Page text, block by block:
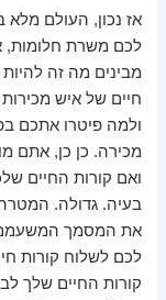
אז נכון, העולם מלא
לכם משרת חלומות,
מבינים מה זה
חיים של איש
ולמה פיטרו אתכם
מכירה. כן כן, אתם
ואם קורות החיים
בעיה. גדולה.
את המסמך המשעמם
לכם לשלוח קורות
קורות החיים שלך